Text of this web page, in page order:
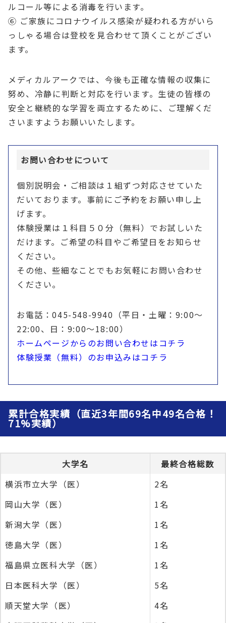
ルコール等による消毒を行います。
⑥ ご家族にコロナウイルス感染が疑われる方がいら
っしゃる場合は登校を見合わせて頂くことがござい
ます。
メディカルアークでは、今後も正確な情報の収集に
努め、冷静に判断と対応を行います。生徒の皆様の
安全と継続的な学習を両立するために、ご理解くだ
さいますようお願いいたします。
お問い合わせについて
個別説明会・ご相談は１組ずつ対応させていた
だいております。事前にご予約をお願い申し上
げます。
体験授業は１科目５０分（無料）でお試しいた
だけます。ご希望の科目やご希望日をお知らせ
ください。
その他、些細なことでもお気軽にお問い合わせ
ください。
お電話：045-548-9940（平日・土曜：9:00〜
22:00、日：9:00〜18:00）
ホームページからのお問い合わせはコチラ
体験授業（無料）のお申込みはコチラ
累計合格実績（直近3年間69名中49名合格！
71%実績）
大学名
最終合格総数
横浜市立大学（医）
2名
岡山大学（医）
1名
新潟大学（医）
1名
徳島大学（医）
1名
福島県立医科大学（医）
1名
日本医科大学（医）
5名
順天堂大学（医）
4名